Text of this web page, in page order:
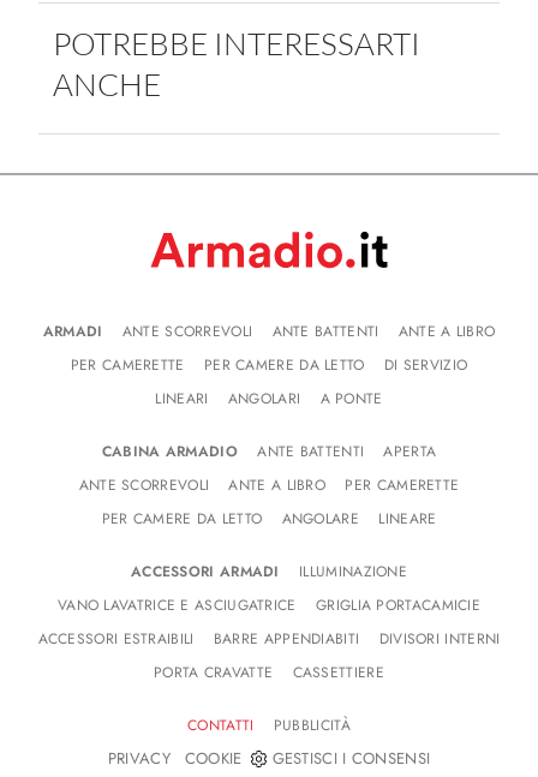
POTREBBE INTERESSARTI
ANCHE
ARMADI ANTE SCORREVOLI ANTE BATTENTI
ANTE A LIBRO
PER CAMERETTE
PER CAMERE DA LETTO
DI SERVIZIO
LINEARI
ANGOLARI A PONTE
CABINA ARMADIO ANTE BATTENTI
APERTA
ANTE SCORREVOLI
ANTE A LIBRO
PER CAMERETTE
PER CAMERE DA LETTO
ANGOLARE LINEARE
ACCESSORI ARMADI
ILLUMINAZIONE
VANO LAVATRICE E ASCIUGATRICE
GRIGLIA PORTACAMICIE
ACCESSORI ESTRAIBILI
BARRE APPENDIABITI
DIVISORI INTERNI
PORTA CRAVATTE
CASSETTIERE
CONTATTI PUBBLICITÀ
PRIVACY- COOKIE GESTISCI I CONSENSI